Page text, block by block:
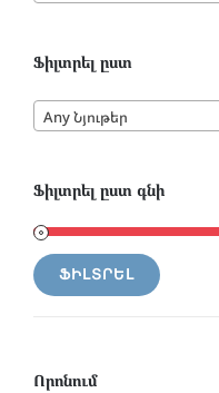
Ֆիլտրել ըստ
Any Նյութեր
Ֆիլտրել ըստ գնի
Min
MaxՖԻԼՏՐԵԼ
Որոնում